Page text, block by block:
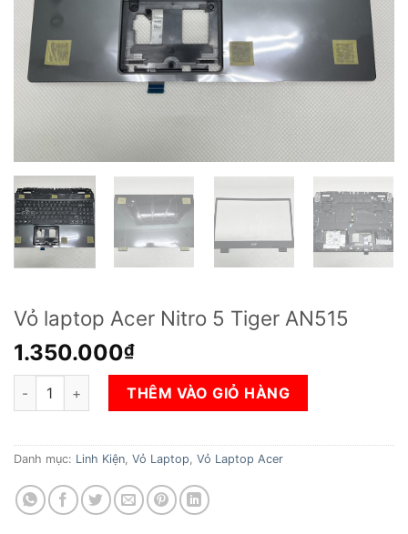
Vỏ laptop Acer Nitro 5 Tiger AN515
1.350.000₫
Vỏ laptop Acer Nitro 5 Tiger AN515 số lượng
THÊM VÀO GIỎ HÀNG
Danh mục: Linh Kiện, Vỏ Laptop, Vỏ Laptop Acer